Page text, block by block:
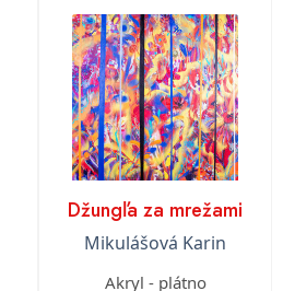
Džungľa za mrežami
Mikulášová Karin
Akryl - plátno